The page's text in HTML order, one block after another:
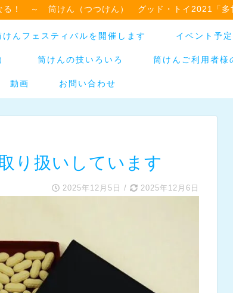
る！ ～ 筒けん（つつけん） グッド・トイ2021「多
んフェスティバルを開催します イベント予定
筒けんの技いろいろ 筒けんご利用者様
動画 お問い合わせ
り扱いしています
2025年12月5日 / 2025年12月6日